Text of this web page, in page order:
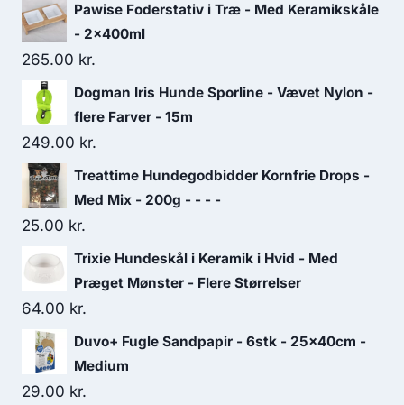
120.00 kr..103.75 kr..
Pawise Foderstativ i Træ - Med Keramikskåle
- 2x400ml
265.00 kr.
Dogman Iris Hunde Sporline - Vævet Nylon -
flere Farver - 15m
249.00 kr.
Treattime Hundegodbidder Kornfrie Drops -
Med Mix - 200g - - - -
25.00 kr.
Trixie Hundeskål i Keramik i Hvid - Med
Præget Mønster - Flere Størrelser
64.00 kr.
Duvo+ Fugle Sandpapir - 6stk - 25x40cm -
Medium
29.00 kr.